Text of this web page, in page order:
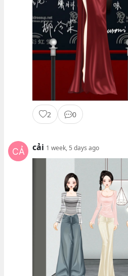
2 0
cải 1 week, 5 days ago